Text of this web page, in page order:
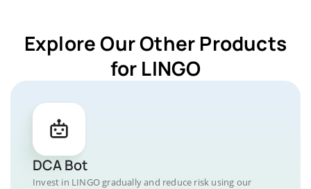
Explore Our Other Products
for LINGO
DCA Bot
Invest in LINGO gradually and reduce risk using our